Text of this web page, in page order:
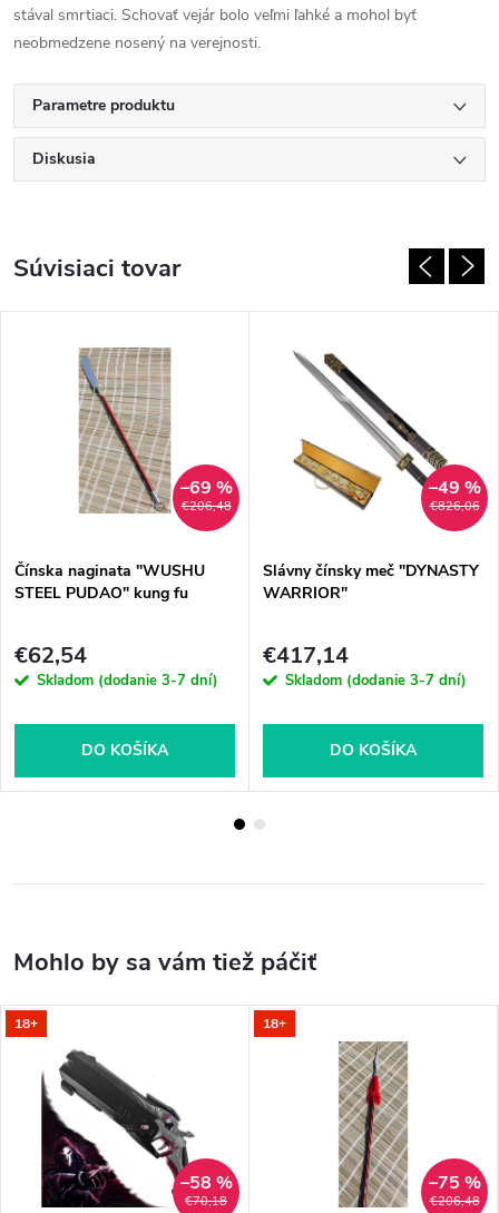
stával smrtiaci. Schovať vejár bolo veľmi ľahké a mohol byť
neobmedzene nosený na verejnosti.
Parametre produktu
Diskusia
Súvisiaci tovar
€206,48
–69 %
Čínska naginata "WUSHU
STEEL PUDAO" kung fu
€62,54
Skladom (dodanie 3-7 dní)
DO KOŠÍKA
€826,06
–49 %
Slávny čínsky meč "DYNASTY
WARRIOR"
€417,14
Skladom (dodanie 3-7 dní)
DO KOŠÍKA
18+
€70,18
–58 %
18+
€206,48
–75 %